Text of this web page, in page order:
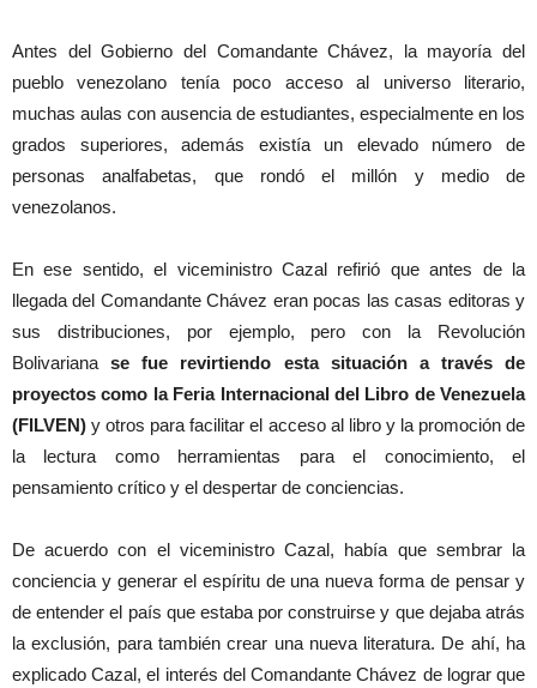
Antes del Gobierno del Comandante Chávez, la mayoría del
pueblo venezolano tenía poco acceso al universo literario,
muchas aulas con ausencia de estudiantes, especialmente en los
grados superiores, además existía un elevado número de
personas analfabetas, que rondó el millón y medio de
venezolanos.
En ese sentido, el viceministro Cazal refirió que antes de la
llegada del Comandante Chávez eran pocas las casas editoras y
sus distribuciones, por ejemplo, pero con la Revolución
Bolivarianase fue revirtiendo esta situación a través de
proyectos como la Feria Internacional del Libro de Venezuela
(FILVEN) y otros para facilitar el acceso al libro y la promoción de
la lectura como herramientas para el conocimiento, el
pensamiento crítico y el despertar de conciencias.
De acuerdo con el viceministro Cazal, había que sembrar la
conciencia y generar el espíritu de una nueva forma de pensar y
de entender el país que estaba por construirse y que dejaba atrás
la exclusión, para también crear una nueva literatura. De ahí, ha
explicado Cazal, el interés del Comandante Chávez de lograr que